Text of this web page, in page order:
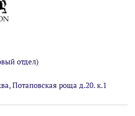
отдел)
Потаповская роща д.20. к.1